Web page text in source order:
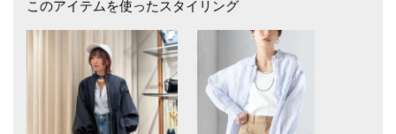
ボリューム感があるのでタイトなボトムスと合わせるとバランスよく着て
いただけます。
程よい光沢感がカジュアルにもにもきれいめにも使えるブルゾンで、お仕
事用にもおすすめです。
■お問い合わせ品番：314-01-1283
このアイテムを使ったスタイリング